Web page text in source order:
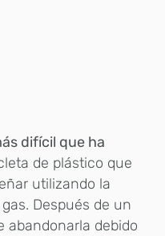
difícil que ha
de plástico que
utilizando la
Después de un
abandonarla debido